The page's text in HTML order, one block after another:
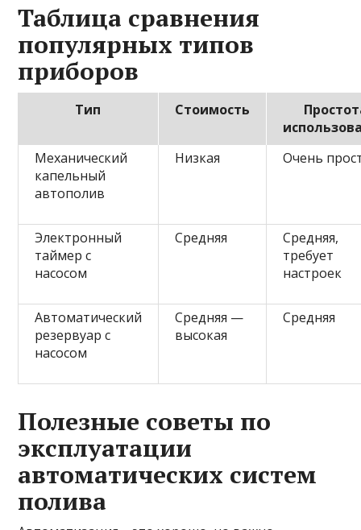
Таблица сравнения
популярных типов
приборов
Тип Стоимость
Механический
капельный
автополив
Низкая Очень
Электронный
таймер с
насосом
Средняя
Средняя,
требует
настроек
Автоматический
резервуар с
насосом
Средняя —
высокая
Средняя
Полезные советы по
эксплуатации
автоматических систем
полива